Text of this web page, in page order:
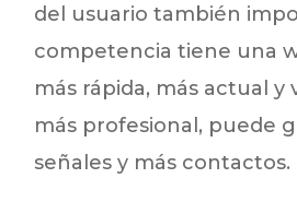
del usuario también
competencia tiene una
más rápida, más actual y
más profesional, puede
señales y más contactos.